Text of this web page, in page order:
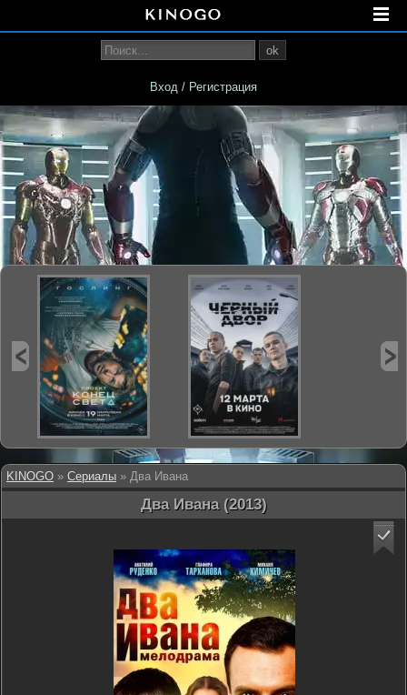
KINOGO » Сериалы » Два Ивана
Два Ивана (2013)
ok
Вход / Регистрация